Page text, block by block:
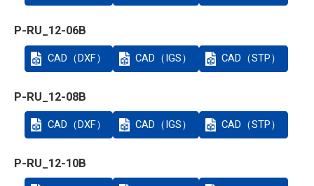
P-RU_12-06B
CAD（DXF） CAD（IGS） CAD（STP）
P-RU_12-08B
CAD（DXF） CAD（IGS） CAD（STP）
P-RU_12-10B